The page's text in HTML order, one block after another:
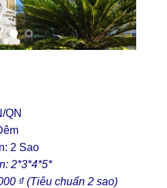
QN
2 Sao
2*3*4*5*
₫ (Tiêu chuẩn 2 sao)